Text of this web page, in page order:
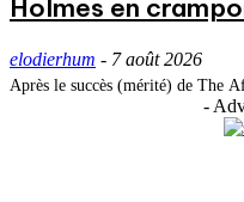
Holmes en
elodierhum - 7 août 2026
Après le succès (mérité) de The
-